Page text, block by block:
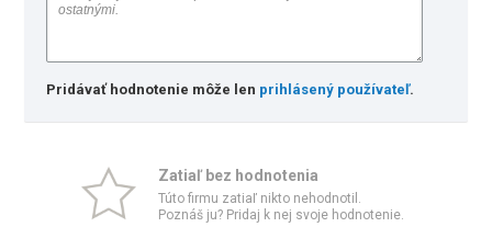
Pridávať hodnotenie môže len prihlásený používateľ.
Zatiaľ bez hodnotenia
Túto firmu zatiaľ nikto nehodnotil.
Poznáš ju? Pridaj k nej svoje hodnotenie.